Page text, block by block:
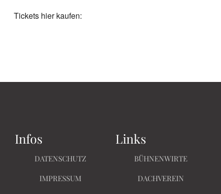
Tickets hier kaufen:
Infos
DATENSCHUTZ
IMPRESSUM
Links
BÜHNENWIRTE
DACHVEREIN